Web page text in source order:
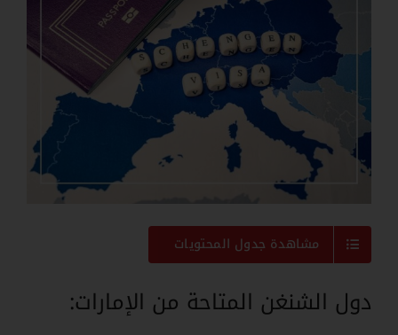
مشاهدة جدول المحتويات
دول الشنغن المتاحة من الإمارات: